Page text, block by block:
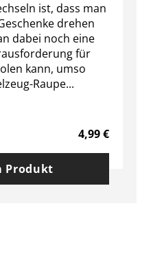
ist, dass man
drehen
dabei noch eine
für
kann, umso
Raupe...
4,99€
Produkt